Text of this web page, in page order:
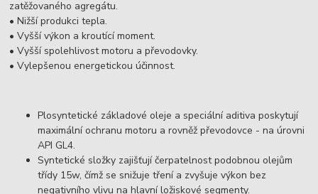
zatěžovaného agregátu.
• Nižší produkci tepla.
• Vyšší výkon a kroutící moment.
• Vyšší spolehlivost motoru a převodovky.
• Vylepšenou energetickou účinnost.
Plosyntetické základové oleje a speciální aditiva poskytují
maximální ochranu motoru a rovněž převodovce - na úrovni
API GL4.
Syntetické složky zajišťují čerpatelnost podobnou olejům
třídy 15w, čímž se snižuje tření a zvyšuje výkon bez
negativního vlivu na hlavní ložiskové segmenty.